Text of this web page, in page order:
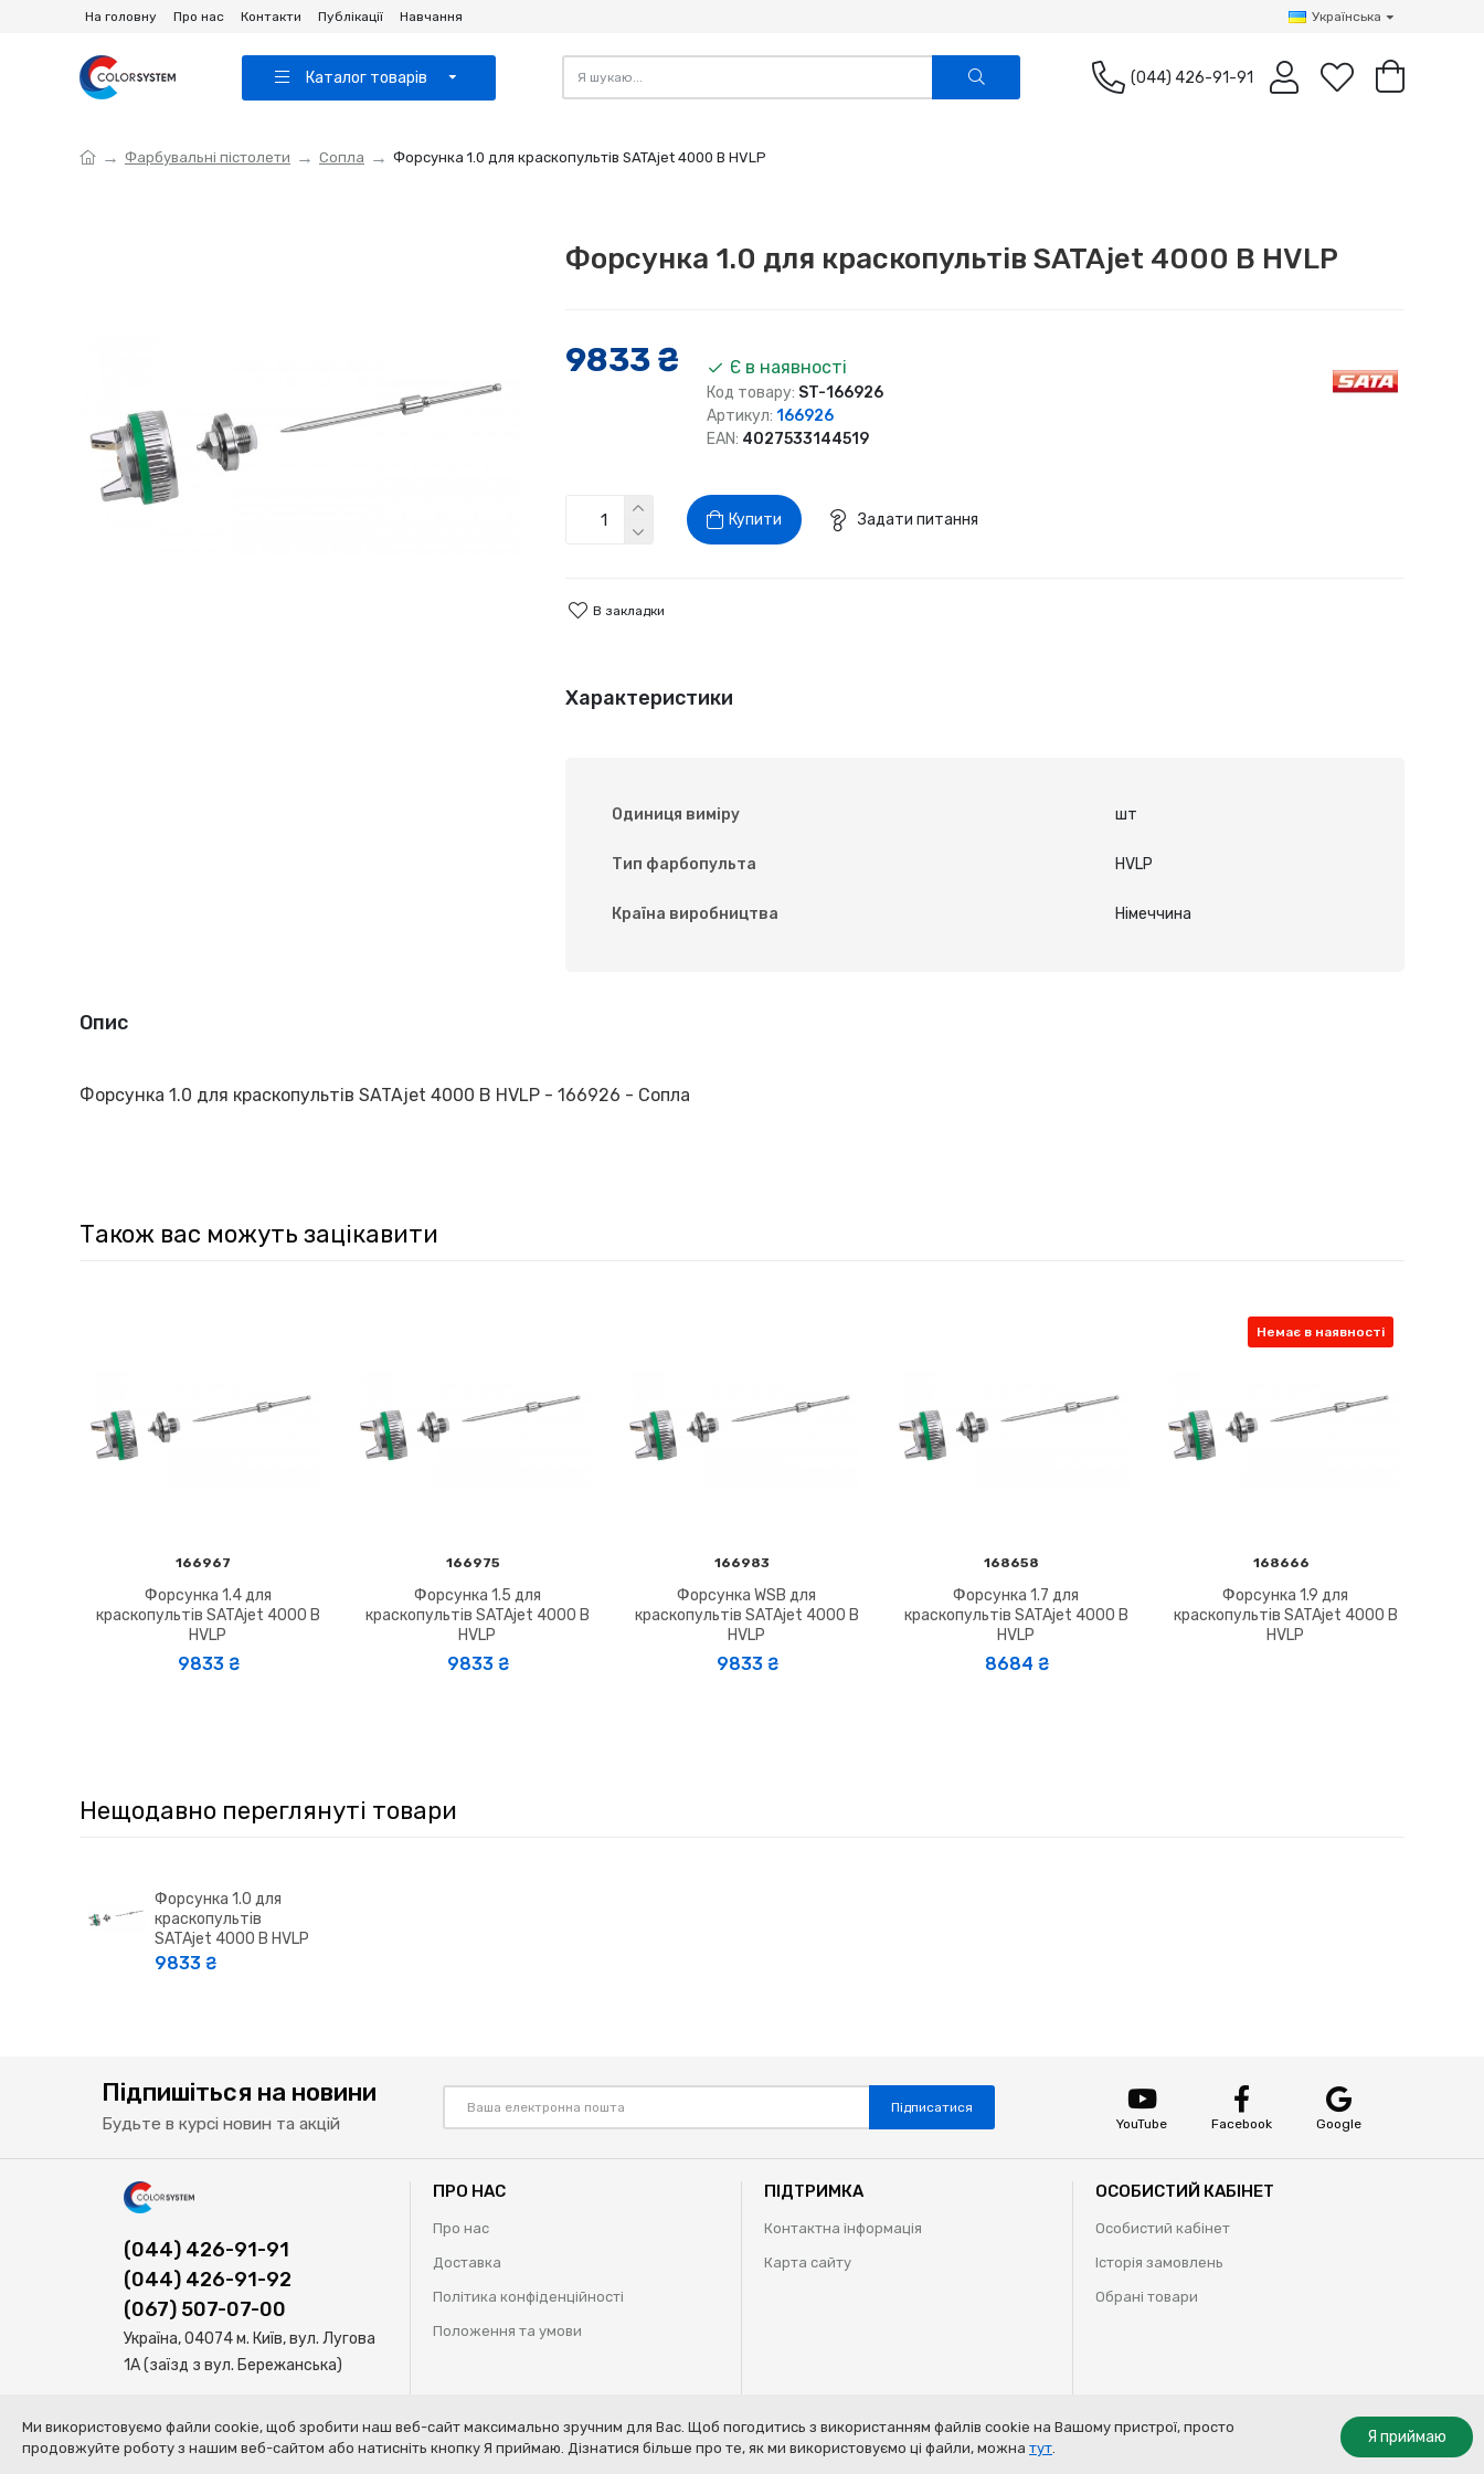
Our Site Uses Cookies By clicking Agree, you agree to ourterms of service privacy policy cookies policy . Allow cookies
На головну Про нас Контакти Публікації Навчання Українська
Каталог товарів (044) 426-91-91
Фарбувальні пістолети Сопла Форсунка 1.0 для краскопультів SATAjet 4000 B HVLP
Форсунка 1.0 для краскопультів SATAjet 4000 B HVLP
9833 ₴ Є в наявності
Код товару: ST-166926
Артикул: 166926
EAN: 4027533144519
Купити Задати питання
В закладки
Характеристики
Одиниця виміру шт
Тип фарбопульта HVLP
Країна виробництва Німеччина
Опис
Форсунка 1.0 для краскопультів SATAjet 4000 B HVLP - 166926 - Сопла
Також вас можуть зацікавити
166967
Форсунка 1.4 для
краскопультів SATAjet 4000 B
HVLP
9833 ₴
166975
Форсунка 1.5 для
краскопультів SATAjet 4000 B
HVLP
9833 ₴
166983
Форсунка WSB для
краскопультів SATAjet 4000 B
HVLP
9833 ₴
168658
Форсунка 1.7 для
краскопультів SATAjet 4000 B
HVLP
8684 ₴
Немає в наявності
168666
Форсунка 1.9 для
краскопультів SATAjet 4000 B
HVLP
Нещодавно переглянуті товари
Форсунка 1.0 для
краскопультів
SATAjet 4000 B HVLP
9833 ₴
Підпишіться на новини
Будьте в курсі новин та акцій
Підписатися
YouTube
Facebook Google
(044) 426-91-91
(044) 426-91-92
(067) 507-07-00
Україна, 04074 м. Київ, вул. Лугова
1А (заїзд з вул. Бережанська)
ПРО НАС
Про нас
Доставка
Політика конфіденційності
Положення та умови
ПІДТРИМКА
Контактна інформація
Карта сайту
ОСОБИСТИЙ КАБІНЕТ
Особистий кабінет
Історія замовлень
Обрані товари
© Колор Систем ТОВ | Професійні рішення для кузовного ремонту | 2009-2020
Я приймаю
Ми використовуємо файли cookie, щоб зробити наш веб-сайт максимально зручним для Вас. Щоб погодитись з використанням файлів cookie на Вашому пристрої, просто
продовжуйте роботу з нашим веб-сайтом або натисніть кнопку Я приймаю. Дізнатися більше про те, як ми використовуємо ці файли, можна тут.